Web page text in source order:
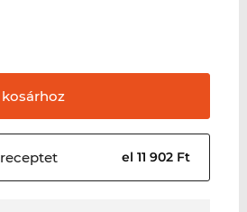
kosárhoz
receptet el 11 902 Ft